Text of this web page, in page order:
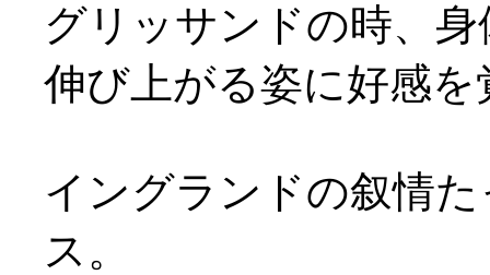
グリッサンドの時、
伸び上がる姿に好感
イングランドの叙情
ス。